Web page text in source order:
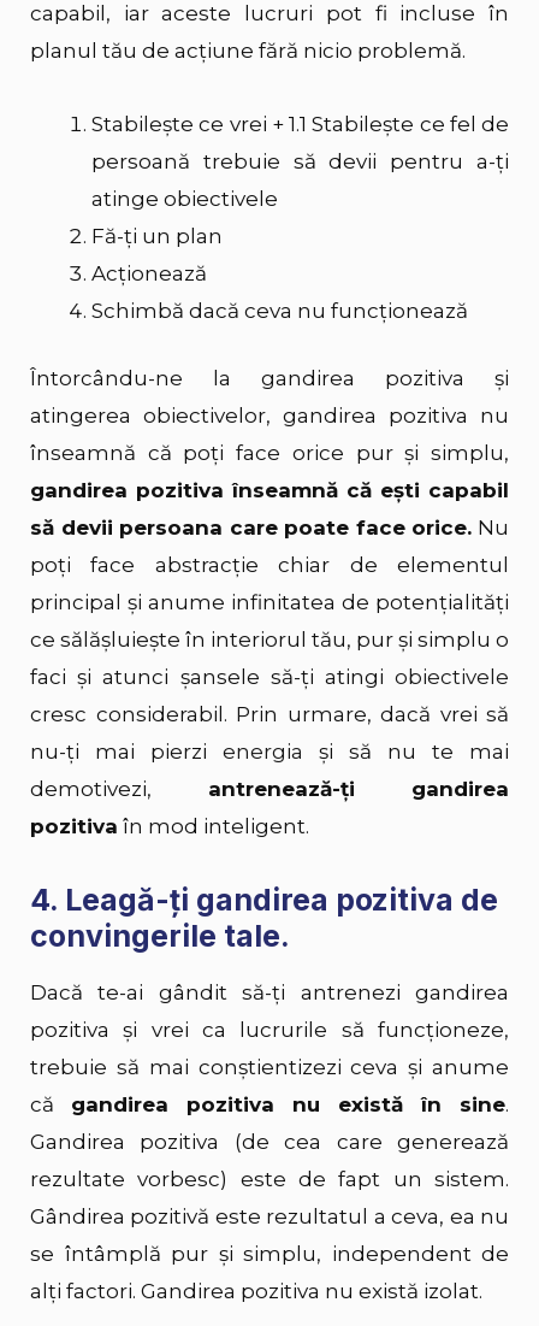
capabil, iar aceste lucruri pot fi incluse în
planul tău de acțiune fără nicio problemă.
Stabilește ce vrei + 1.1 Stabilește ce fel de
persoană trebuie să devii pentru a-ți
atinge obiectivele
Fă-ți un plan
Acționează
Schimbă dacă ceva nu funcționează
Întorcându-ne la gandirea pozitiva și
atingerea obiectivelor, gandirea pozitiva nu
înseamnă că poți face orice pur și simplu,
gandirea pozitiva înseamnă că ești capabil
să devii persoana care poate face orice. Nu
poți face abstracție chiar de elementul
principal și anume infinitatea de potențialități
ce sălășluiește în interiorul tău, pur și simplu o
faci și atunci șansele să-ți atingi obiectivele
cresc considerabil. Prin urmare, dacă vrei să
nu-ți mai pierzi energia și să nu te mai
demotivezi, antrenează-ți gandirea
pozitiva în mod inteligent.
4. Leagă-ți gandirea pozitiva de
convingerile tale.
Dacă te-ai gândit să-ți antrenezi gandirea
pozitiva și vrei ca lucrurile să funcționeze,
trebuie să mai conștientizezi ceva și anume
că gandirea pozitiva nu există în sine.
Gandirea pozitiva (de cea care generează
rezultate vorbesc) este de fapt un sistem.
Gândirea pozitivă este rezultatul a ceva, ea nu
se întâmplă pur și simplu, independent de
alți factori. Gandirea pozitiva nu există izolat.